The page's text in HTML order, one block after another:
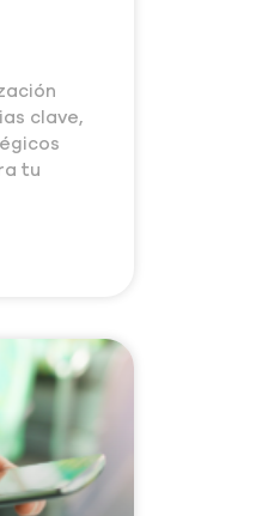
clave,
tu